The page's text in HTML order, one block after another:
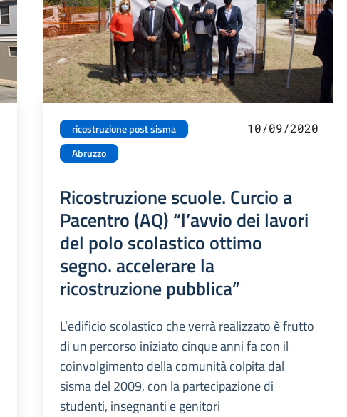
ricostruzione post sisma
Abruzzo
10/09/2020
Ricostruzione scuole. Curcio a
Pacentro (AQ) “l’avvio dei lavori
del polo scolastico ottimo
segno. accelerare la
ricostruzione pubblica”
L’edificio scolastico che verrà realizzato è frutto
di un percorso iniziato cinque anni fa con il
coinvolgimento della comunità colpita dal
sisma del 2009, con la partecipazione di
studenti, insegnanti e genitori